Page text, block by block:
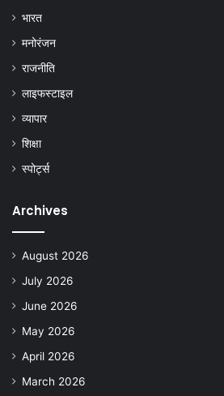
भारत
मनोरंजन
राजनीति
लाइफस्टाइल
व्यापार
शिक्षा
स्पोर्ट्स
Archives
August 2026
July 2026
June 2026
May 2026
April 2026
March 2026